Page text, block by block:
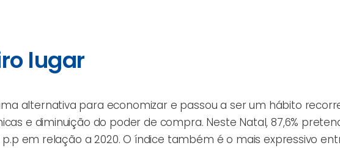
lugar
alternativa para economizar e passou a ser um hábito
e diminuição do poder de compra. Neste Natal, 87,6%
em relação a 2020. O índice também é o mais expressivo